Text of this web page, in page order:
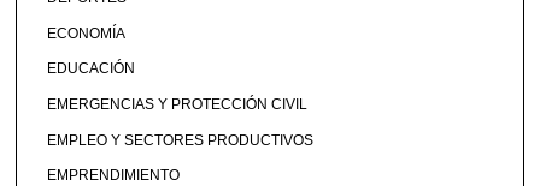
ECONOMÍA
EDUCACIÓN
EMERGENCIAS Y PROTECCIÓN CIVIL
EMPLEO Y SECTORES PRODUCTIVOS
EMPRENDIMIENTO